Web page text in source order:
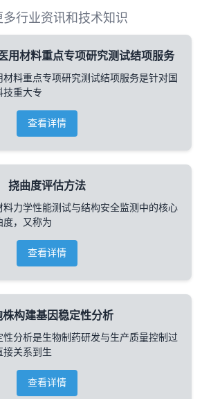
多行业资讯和技术知识
用材料重点专项研究测试结项服务
料重点专项研究测试结项服务是针对国
技重大专
查看详情
挠曲度评估方法
力学性能测试与结构安全监测中的核心
度，又称为
查看详情
株构建基因稳定性分析
分析是生物制药研发与生产质量控制过
接关系到生
查看详情